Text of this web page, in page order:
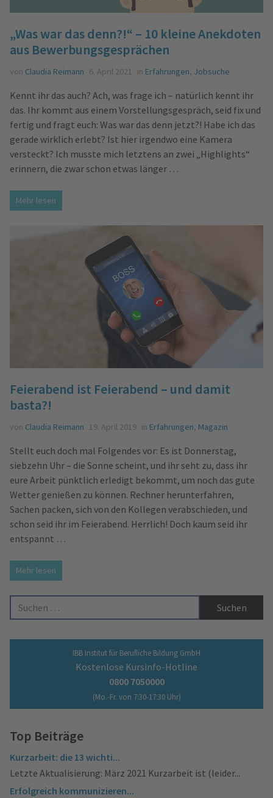
„Was war das denn?!“ – 10 kleine Anekdoten
aus Bewerbungsgesprächen
von Claudia Reimann 6. April 2021 in Erfahrungen, Jobsuche
Kennt ihr das auch? Ach, was frage ich – natürlich kennt ihr
das. Ihr kommt aus einem Vorstellungsgespräch, seid fix und
fertig und fragt euch: Was war das denn jetzt?! Habe ich das
gerade wirklich erlebt? Ist hier irgendwo eine Kamera
versteckt? Ich musste mich letztens an zwei „Highlights“
erinnern, die zwar schon etwas länger …
Mehr lesen
Feierabend ist Feierabend – und damit
basta?!
von Claudia Reimann 19. April 2019 in Erfahrungen, Magazin
Stellt euch doch mal Folgendes vor: Es ist Donnerstag,
siebzehn Uhr – die Sonne scheint, und ihr seht zu, dass ihr
eure Arbeit pünktlich erledigt bekommt, um noch das gute
Wetter genießen zu können. Rechner herunterfahren,
Sachen packen, sich von den Kollegen verabschieden, und
schon seid ihr im Feierabend. Herrlich! Doch kaum seid ihr
entspannt …
Mehr lesen
Suche nach:
IBB Institut für Berufliche Bildung GmbH
Kostenlose Kursinfo-Hotline
0800 7050000
(Mo.-Fr. von 7:30-17:30 Uhr)
Top Beiträge
Kurzarbeit: die 13 wichti...
Letzte Aktualisierung: März 2021 Kurzarbeit ist (leider...
Erfolgreich kommunizieren...